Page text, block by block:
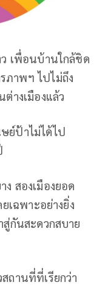
ว เพื่อนบ้านใกล้ชิด
าพฯ ไปไม่ถึง
างเมืองแล้ว
ย์ป้าไม่ได้ไป
สองเมืองยอด
เฉพาะอย่างยิ่ง
สู่กันสะดวกสบาย
ถานที่ที่เรียกว่า